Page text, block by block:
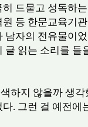
드물고 성독하
등 한문교육기
남자의 전유물이
글 읽는 소리를 들
하지 않을까 생각
. 그런 걸 예전에